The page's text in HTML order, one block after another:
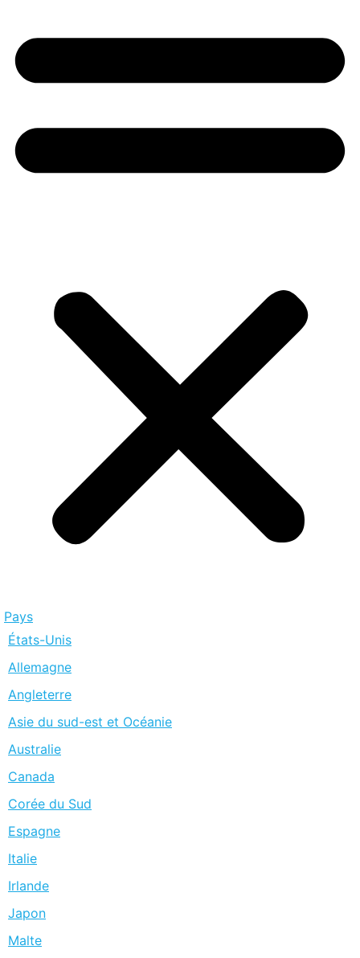
Pays
États-Unis
Allemagne
Angleterre
Asie du sud-est et Océanie
Australie
Canada
Corée du Sud
Espagne
Italie
Irlande
Japon
Malte